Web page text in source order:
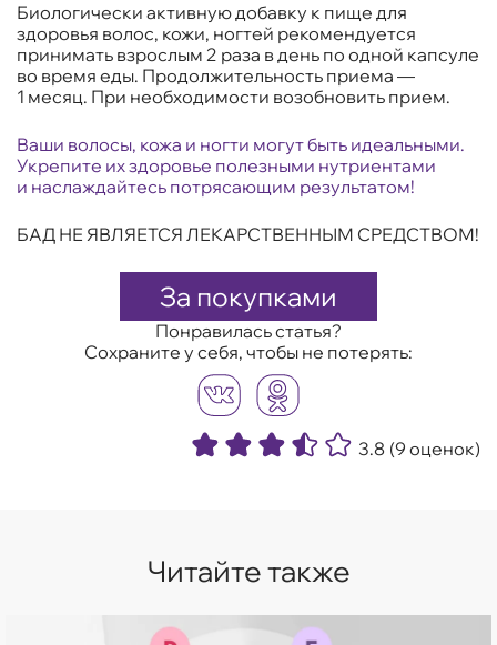
Биологически активную добавку к пище для
здоровья волос, кожи, ногтей рекомендуется
принимать взрослым 2 раза в день по одной капсуле
во время еды. Продолжительность приема —
1 месяц. При необходимости возобновить прием.
Ваши волосы, кожа и ногти могут быть идеальными.
Укрепите их здоровье полезными нутриентами
и наслаждайтесь потрясающим результатом!
БАД НЕ ЯВЛЯЕТСЯ ЛЕКАРСТВЕННЫМ СРЕДСТВОМ!
За покупками
Понравилась статья?
Сохраните у себя, чтобы не потерять:
3.8 (9 оценок)
Читайте также